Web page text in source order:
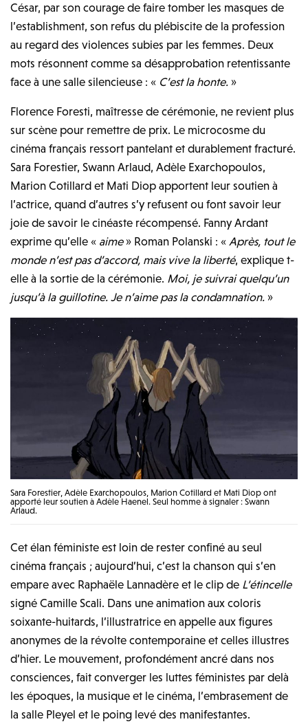
César, par son courage de faire tomber les masques de
l’establishment, son refus du plébiscite de la profession
au regard des violences subies par les femmes. Deux
mots résonnent comme sa désapprobation retentissante
face à une salle silencieuse : « C’est la honte. »
Florence Foresti, maîtresse de cérémonie, ne revient plus
sur scène pour remettre de prix. Le microcosme du
cinéma français ressort pantelant et durablement fracturé.
Sara Forestier, Swann Arlaud, Adèle Exarchopoulos,
Marion Cotillard et Mati Diop apportent leur soutien à
l’actrice, quand d’autres s’y refusent ou font savoir leur
joie de savoir le cinéaste récompensé. Fanny Ardant
exprime qu’elle « aime» Roman Polanski : « Après, tout le
monde n’est pas d’accord, mais vive la liberté, explique t-
elle à la sortie de la cérémonie. Moi, je suivrai quelqu’un
jusqu’à la guillotine. Je n’aime pas la condamnation. »
Sara Forestier, Adèle Exarchopoulos, Marion Cotillard et Mati Diop ont
apporté leur soutien à Adèle Haenel. Seul homme à signaler : Swann
Arlaud.
Cet élan féministe est loin de rester confiné au seul
cinéma français ; aujourd’hui, c’est la chanson qui s’en
empare avec Raphaële Lannadère et le clip de L’étincelle
signé Camille Scali. Dans une animation aux coloris
soixante-huitards, l’illustratrice en appelle aux figures
anonymes de la révolte contemporaine et celles illustres
d’hier. Le mouvement, profondément ancré dans nos
consciences, fait converger les luttes féministes par delà
les époques, la musique et le cinéma, l’embrasement de
la salle Pleyel et le poing levé des manifestantes.